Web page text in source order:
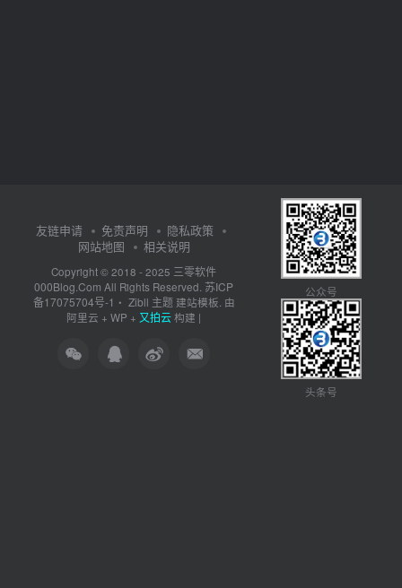
友链申请 免责声明
隐私政策
网站地图
相关说明
Copyright © 2018 - 2025 三零软件
000Blog.Com All Rights Reserved. 苏ICP
备17075704号-1 ・ Zibll 主题建站模板. 由
阿里云 + WP + 又拍云构建 |
公众号
头条号